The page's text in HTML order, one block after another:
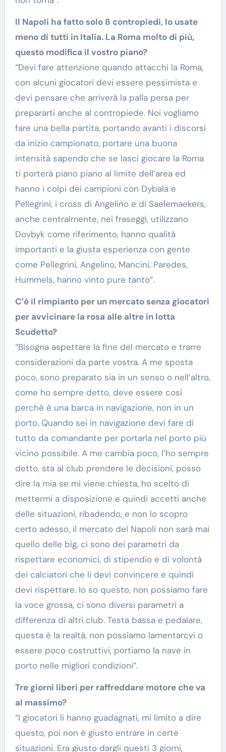
Il Napoli ha fatto solo 8 contropiedi, lo usate
meno di tutti in Italia. La Roma molto di più,
questo modifica il vostro piano?
“Devi fare attenzione quando attacchi la Roma,
con alcuni giocatori devi essere pessimista e
devi pensare che arriverà la palla persa per
prepararti anche al contropiede. Noi vogliamo
fare una bella partita, portando avanti i discorsi
da inizio campionato, portare una buona
intensità sapendo che se lasci giocare la Roma
ti porterà piano piano al limite dell’area ed
hanno i colpi dei campioni con Dybala e
Pellegrini, i cross di Angelino e di Saelemaekers,
anche centralmente, nei fraseggi, utilizzano
Dovbyk come riferimento, hanno qualità
importanti e la giusta esperienza con gente
come Pellegrini, Angelino, Mancini, Paredes,
Hummels, hanno vinto pure tanto”.
C’è il rimpianto per un mercato senza giocatori
per avvicinare la rosa alle altre in lotta
Scudetto?
“Bisogna aspettare la fine del mercato e trarre
considerazioni da parte vostra. A me sposta
poco, sono preparato sia in un senso o nell’altro,
come ho sempre detto, deve essere così
perché è una barca in navigazione, non in un
porto. Quando sei in navigazione devi fare di
tutto da comandante per portarla nel porto più
vicino possibile. A me cambia poco, l’ho sempre
detto, sta al club prendere le decisioni, posso
dire la mia se mi viene chiesta, ho scelto di
mettermi a disposizione e quindi accetti anche
delle situazioni, ribadendo, e non lo scopro
certo adesso, il mercato del Napoli non sarà mai
quello delle big, ci sono dei parametri da
rispettare economici, di stipendio e di volontà
dei calciatori che li devi convincere e quindi
devi rispettare. Io so questo, non possiamo fare
la voce grossa, ci sono diversi parametri a
differenza di altri club. Testa bassa e pedalare,
questa è la realtà, non possiamo lamentarcvi o
essere poco costruttivi, portiamo la nave in
porto nelle migliori condizioni”.
Tre giorni liberi per raffreddare motore che va
al massimo?
“I giocatori li hanno guadagnati, mi limito a dire
questo, poi non è giusto entrare in certe
situazioni. Era giusto dargli questi 3 giorni,